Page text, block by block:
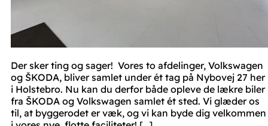
Der sker ting og sager! Vores to afdelinger, Volkswagen
og ŠKODA, bliver samlet under ét tag på Nybovej 27 her
i Holstebro. Nu kan du derfor både opleve de lækre biler
fra ŠKODA og Volkswagen samlet ét sted. Vi glæder os
til, at byggerodet er væk, og vi kan byde dig velkommen